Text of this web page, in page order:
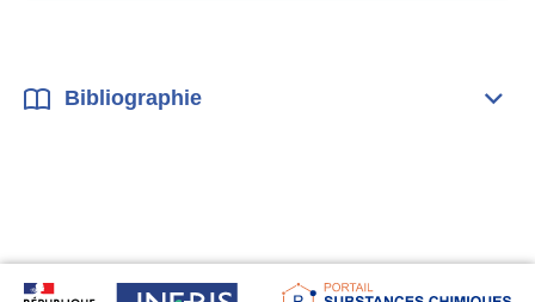
Bibliographie